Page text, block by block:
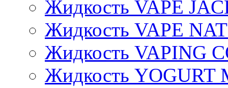
Жидкость VAPE
Жидкость VAPE
Жидкость VAPING
Жидкость YOGURT